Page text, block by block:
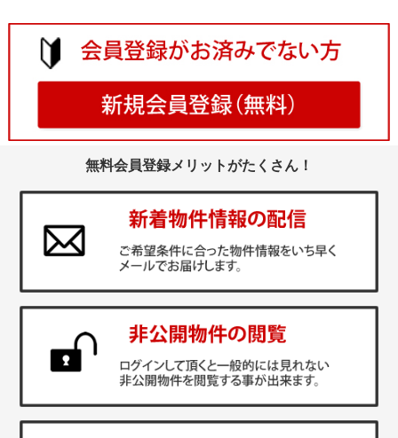
無料会員登録メリットがたくさん！